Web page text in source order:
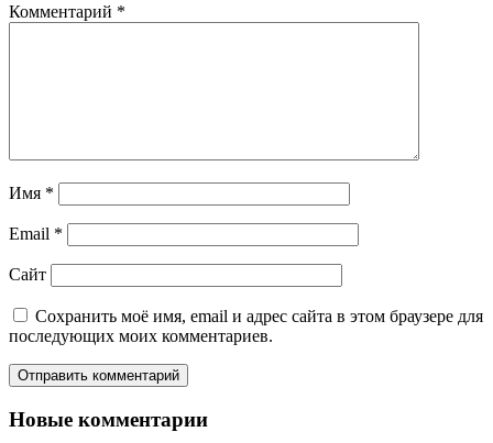
Комментарий *
Имя *
Email *
Сайт
Сохранить моё имя, email и адрес сайта в этом браузере для
последующих моих комментариев.
Новые комментарии